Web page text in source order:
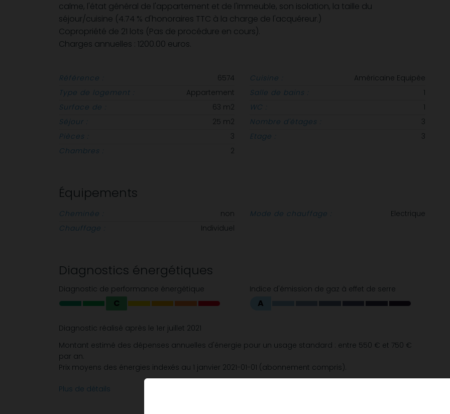
calme, l'état général de l'appartement et de l'immeuble, son isolation, la taille du
séjour/cuisine (4.74 % d'honoraires TTC à la charge de l'acquéreur.)
Copropriété de 21 lots (Pas de procédure en cours).
Charges annuelles : 1200.00 euros.
Référence :
6574
Type de logement :
Appartement
Surface de :
63 m2
Séjour :
25 m2
Pièces :
3
Chambres :
2
Cuisine :
Américaine Equipée
Salle de bains :
1
WC :
1
Nombre d'étages :
3
Etage :
3
Équipements
Cheminée :
non
Chauffage :
Individuel
Mode de chauffage : Electrique
Diagnostics énergétiques
Diagnostic de performance énergétique
C
Diagnostic réalisé après le 1er juillet 2021
Indice d'émission de gaz à effet de serre
A
Montant estimé des dépenses annuelles d'énergie pour un usage standard : entre 550 € et 750 €
par an.
Prix moyens des énergies indexés au 1 janvier 2021-01-01 (abonnement compris).
Plus de détails